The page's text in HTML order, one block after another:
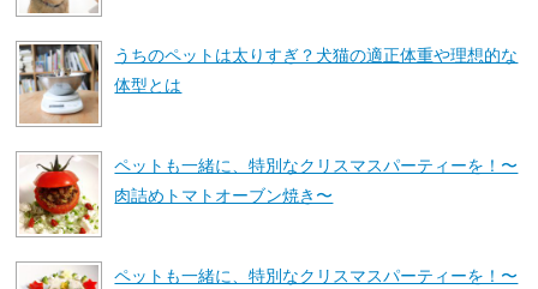
うちのペットは太りすぎ？犬猫の適正体重や理想的な
体型とは
ペットも一緒に、特別なクリスマスパーティーを！〜
肉詰めトマトオーブン焼き〜
ペットも一緒に、特別なクリスマスパーティーを！〜